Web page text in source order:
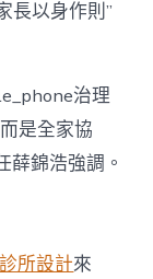
長以身作則”
治理
是全家協
薛錦浩強調。
所設計來